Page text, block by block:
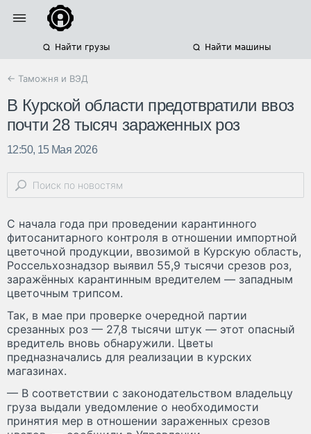
Найти грузы Найти машины
← Таможня и ВЭД
В Курской области предотвратили ввоз
почти 28 тысяч зараженных роз
12:50, 15 Мая 2026
С начала года при проведении карантинного
фитосанитарного контроля в отношении импортной
цветочной продукции, ввозимой в Курскую область,
Россельхознадзор выявил 55,9 тысячи срезов роз,
заражённых карантинным вредителем — западным
цветочным трипсом.
Так, в мае при проверке очередной партии
срезанных роз — 27,8 тысячи штук — этот опасный
вредитель вновь обнаружили. Цветы
предназначались для реализации в курских
магазинах.
— В соответствии с законодательством владельцу
груза выдали уведомление о необходимости
принятия мер в отношении зараженных срезов